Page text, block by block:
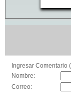
Ingresar Comentario
Nombre:
Correo: